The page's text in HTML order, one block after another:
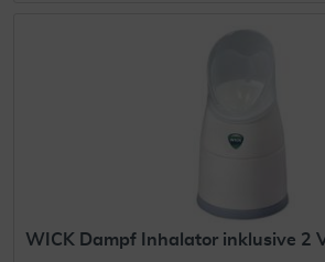
WICK Dampf Inhalator inklusive 2